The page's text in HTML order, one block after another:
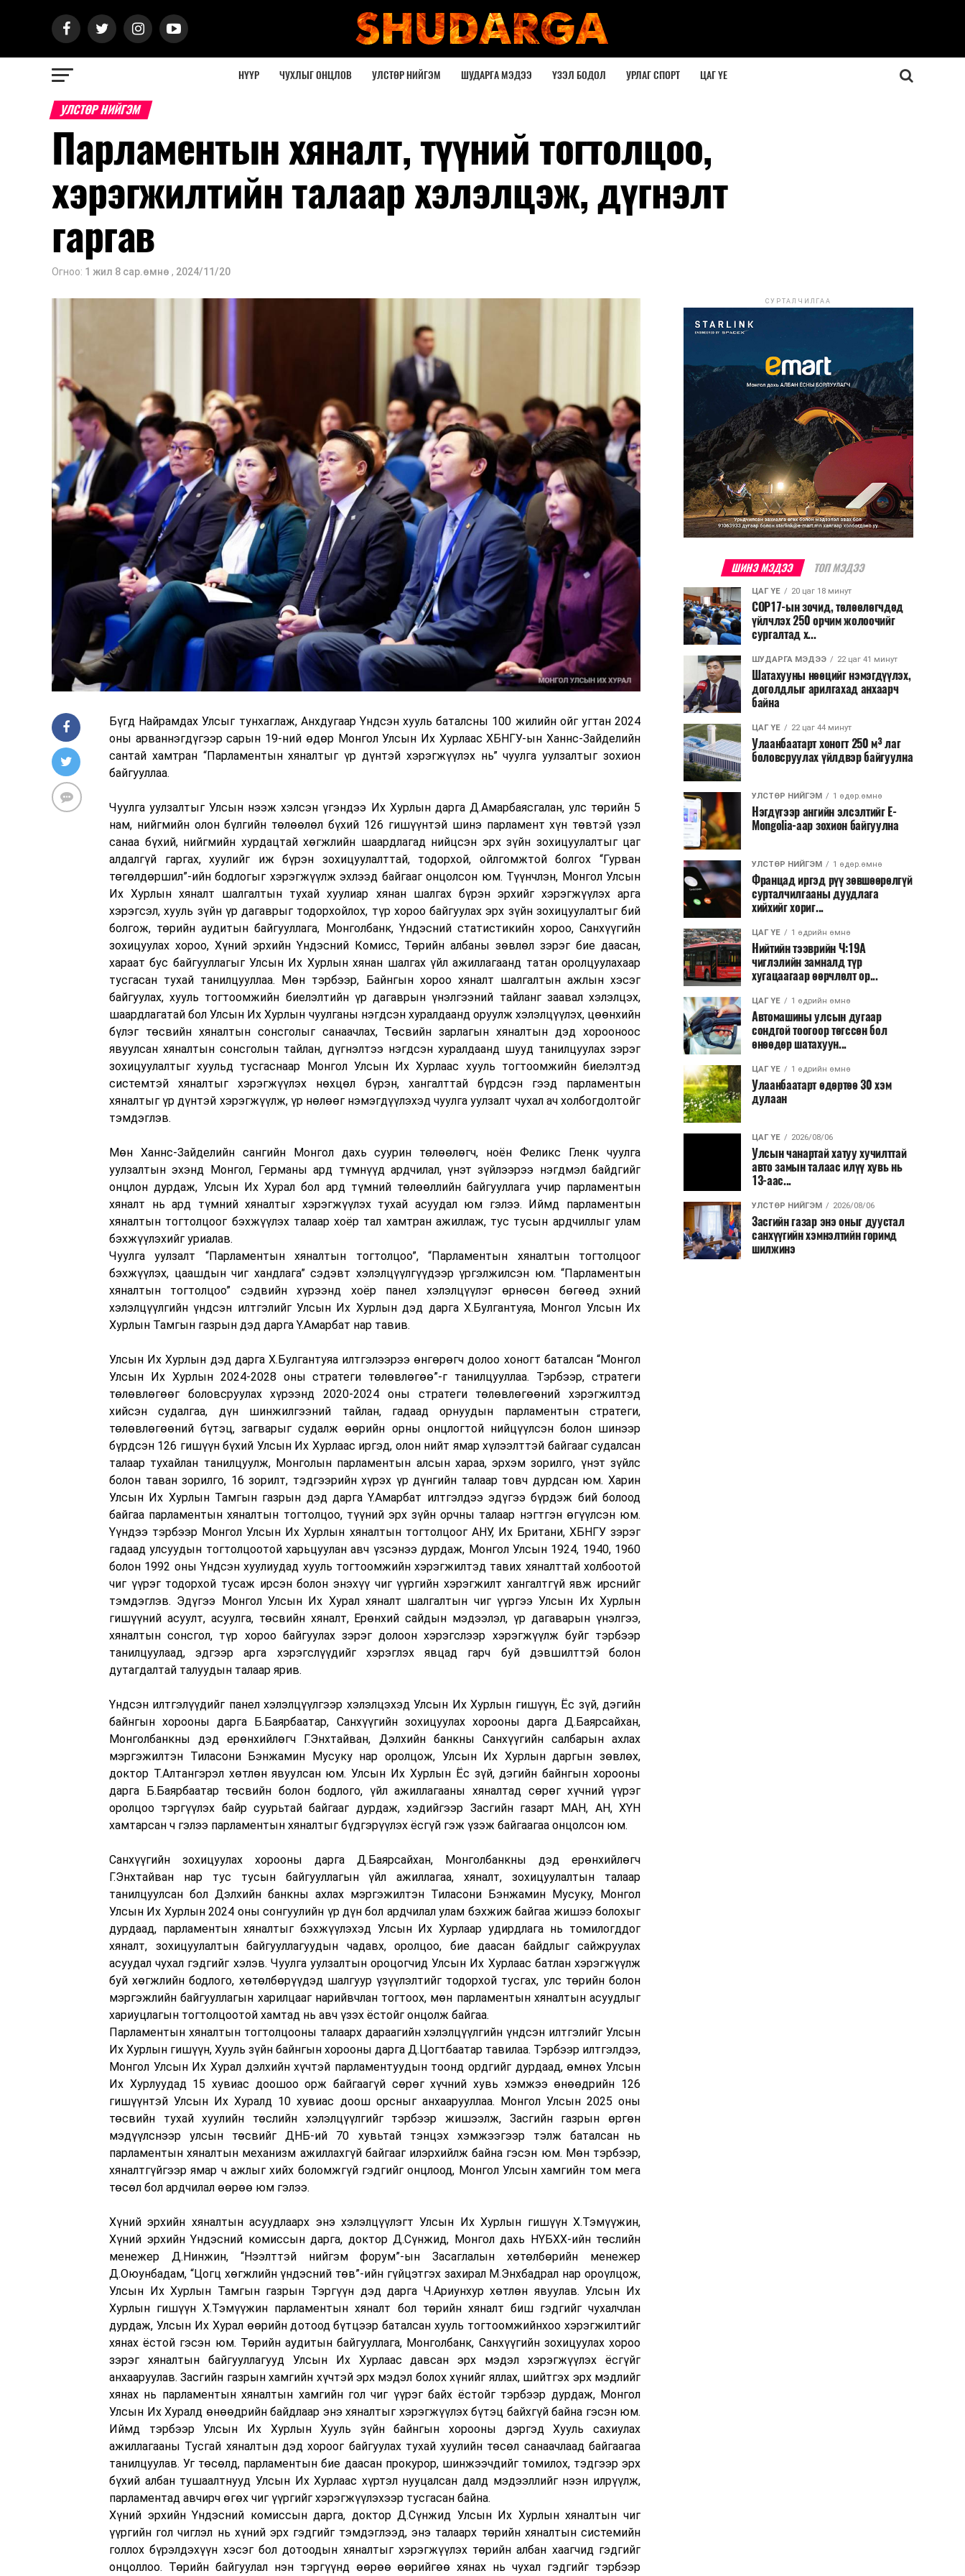
НҮҮР ЧУХЛЫГ ОНЦЛОВ УЛСТӨР НИЙГЭМ ШУДАРГА МЭДЭЭ ҮЗЭЛ БОДОЛ УРЛАГ СПОРТ ЦАГ ҮЕ
УЛСТӨР НИЙГЭМ
Парламентын хяналт, түүний тогтолцоо,
хэрэгжилтийн талаар хэлэлцэж, дүгнэлт
гаргав
Огноо: 1 жил 8 сар.өмнө , 2024/11/20
Бүгд Найрамдах Улсыг тунхаглаж, Анхдугаар Үндсэн хууль баталсны 100 жилийн ойг угтан 2024
оны арваннэгдүгээр сарын 19-ний өдөр Монгол Улсын Их Хурлаас ХБНГУ-ын Ханнс-Зайделийн
сантай хамтран “Парламентын хяналтыг үр дүнтэй хэрэгжүүлэх нь” чуулга уулзалтыг зохион
байгууллаа.
Чуулга уулзалтыг Улсын нээж хэлсэн үгэндээ Их Хурлын дарга Д.Амарбаясгалан, улс төрийн 5
нам, нийгмийн олон бүлгийн төлөөлөл бүхий 126 гишүүнтэй шинэ парламент хүн төвтэй үзэл
санаа бүхий, нийгмийн хурдацтай хөгжлийн шаардлагад нийцсэн эрх зүйн зохицуулалтыг цаг
алдалгүй гаргах, хуулийг иж бүрэн зохицуулалттай, тодорхой, ойлгомжтой болгох “Гурван
төгөлдөршил”-ийн бодлогыг хэрэгжүүлж эхлээд байгааг онцолсон юм. Түүнчлэн, Монгол Улсын
Их Хурлын хяналт шалгалтын тухай хуулиар хянан шалгах бүрэн эрхийг хэрэгжүүлэх арга
хэрэгсэл, хууль зүйн үр дагаврыг тодорхойлох, түр хороо байгуулах эрх зүйн зохицуулалтыг бий
болгож, төрийн аудитын байгууллага, Монголбанк, Үндэсний статистикийн хороо, Санхүүгийн
зохицуулах хороо, Хүний эрхийн Үндэсний Комисс, Төрийн албаны зөвлөл зэрэг бие даасан,
хараат бус байгууллагыг Улсын Их Хурлын хянан шалгах үйл ажиллагаанд татан оролцуулахаар
тусгасан тухай танилцууллаа. Мөн тэрбээр, Байнгын хороо хяналт шалгалтын ажлын хэсэг
байгуулах, хууль тогтоомжийн биелэлтийн үр дагаврын үнэлгээний тайланг заавал хэлэлцэх,
шаардлагатай бол Улсын Их Хурлын чуулганы нэгдсэн хуралдаанд оруулж хэлэлцүүлэх, цөөнхийн
бүлэг төсвийн хяналтын сонсголыг санаачлах, Төсвийн зарлагын хяналтын дэд хорооноос
явуулсан хяналтын сонсголын тайлан, дүгнэлтээ нэгдсэн хуралдаанд шууд танилцуулах зэрэг
зохицуулалтыг хуульд тусгаснаар Монгол Улсын Их Хурлаас хууль тогтоомжийн биелэлтэд
системтэй хяналтыг хэрэгжүүлэх нөхцөл бүрэн, хангалттай бүрдсэн гээд парламентын
хяналтыг үр дүнтэй хэрэгжүүлж, үр нөлөөг нэмэгдүүлэхэд чуулга уулзалт чухал ач холбогдолтойг
тэмдэглэв.
Мөн Ханнс-Зайделийн сангийн Монгол дахь суурин төлөөлөгч, ноён Феликс Гленк чуулга
уулзалтын эхэнд Монгол, Германы ард түмнүүд ардчилал, үнэт зүйлээрээ нэгдмэл байдгийг
онцлон дурдаж, Улсын Их Хурал бол ард түмний төлөөллийн байгууллага учир парламентын
хяналт нь ард түмний хяналтыг хэрэгжүүлэх тухай асуудал юм гэлээ. Иймд парламентын
хяналтын тогтолцоог бэхжүүлэх талаар хоёр тал хамтран ажиллаж, тус тусын ардчиллыг улам
бэхжүүлэхийг уриалав.
Чуулга уулзалт “Парламентын хяналтын тогтолцоо”, “Парламентын хяналтын тогтолцоог
бэхжүүлэх, цаашдын чиг хандлага” сэдэвт хэлэлцүүлгүүдээр үргэлжилсэн юм. “Парламентын
хяналтын тогтолцоо” сэдвийн хүрээнд хоёр панел хэлэлцүүлэг өрнөсөн бөгөөд эхний
хэлэлцүүлгийн үндсэн илтгэлийг Улсын Их Хурлын дэд дарга Х.Булгантуяа, Монгол Улсын Их
Хурлын Тамгын газрын дэд дарга Ү.Амарбат нар тавив.
Улсын Их Хурлын дэд дарга Х.Булгантуяа илтгэлээрээ өнгөрөгч долоо хоногт баталсан “Монгол
Улсын Их Хурлын 2024-2028 оны стратеги төлөвлөгөө”-г танилцууллаа. Тэрбээр, стратеги
төлөвлөгөөг боловсруулах хүрээнд 2020-2024 оны стратеги төлөвлөгөөний хэрэгжилтэд
хийсэн судалгаа, дүн шинжилгээний тайлан, гадаад орнуудын парламентын стратеги,
төлөвлөгөөний бүтэц, загварыг судалж өөрийн орны онцлогтой нийцүүлсэн болон шинээр
бүрдсэн 126 гишүүн бүхий Улсын Их Хурлаас иргэд, олон нийт ямар хүлээлттэй байгааг судалсан
талаар тухайлан танилцуулж, Монголын парламентын алсын хараа, эрхэм зорилго, үнэт зүйлс
болон таван зорилго, 16 зорилт, тэдгээрийн хүрэх үр дүнгийн талаар товч дурдсан юм. Харин
Улсын Их Хурлын Тамгын газрын дэд дарга Ү.Амарбат илтгэлдээ эдүгээ бүрдэж бий болоод
байгаа парламентын хяналтын тогтолцоо, түүний эрх зүйн орчны талаар нэгтгэн өгүүлсэн юм.
Үүндээ тэрбээр Монгол Улсын Их Хурлын хяналтын тогтолцоог АНУ, Их Британи, ХБНГУ зэрэг
гадаад улсуудын тогтолцоотой харьцуулан авч үзсэнээ дурдаж, Монгол Улсын 1924, 1940, 1960
болон 1992 оны Үндсэн хуулиудад хууль тогтоомжийн хэрэгжилтэд тавих хяналттай холбоотой
чиг үүрэг тодорхой тусаж ирсэн болон энэхүү чиг үүргийн хэрэгжилт хангалтгүй явж ирснийг
тэмдэглэв. Эдүгээ Монгол Улсын Их Хурал хяналт шалгалтын чиг үүргээ Улсын Их Хурлын
гишүүний асуулт, асуулга, төсвийн хяналт, Ерөнхий сайдын мэдээлэл, үр дагаварын үнэлгээ,
хяналтын сонсгол, түр хороо байгуулах зэрэг долоон хэрэгслээр хэрэгжүүлж буйг тэрбээр
танилцуулаад, эдгээр арга хэрэгслүүдийг хэрэглэх явцад гарч буй дэвшилттэй болон
дутагдалтай талуудын талаар ярив.
Үндсэн илтгэлүүдийг панел хэлэлцүүлгээр хэлэлцэхэд Улсын Их Хурлын гишүүн, Ёс зүй, дэгийн
байнгын хорооны дарга Б.Баярбаатар, Санхүүгийн зохицуулах хорооны дарга Д.Баярсайхан,
Монголбанкны дэд ерөнхийлөгч Г.Энхтайван, Дэлхийн банкны Санхүүгийн салбарын ахлах
мэргэжилтэн Тиласони Бэнжамин Мусуку нар оролцож, Улсын Их Хурлын даргын зөвлөх,
доктор Т.Алтангэрэл хөтлөн явуулсан юм. Улсын Их Хурлын Ёс зүй, дэгийн байнгын хорооны
дарга Б.Баярбаатар төсвийн болон бодлого, үйл ажиллагааны хяналтад сөрөг хүчний үүрэг
оролцоо тэргүүлэх байр суурьтай байгааг дурдаж, хэдийгээр Засгийн газарт МАН, АН, ХҮН
хамтарсан ч гэлээ парламентын хяналтыг бүдгэрүүлэх ёсгүй гэж үзэж байгаагаа онцолсон юм.
Санхүүгийн зохицуулах хорооны дарга Д.Баярсайхан, Монголбанкны дэд ерөнхийлөгч
Г.Энхтайван нар тус тусын байгууллагын үйл ажиллагаа, хяналт, зохицуулалтын талаар
танилцуулсан бол Дэлхийн банкны ахлах мэргэжилтэн Тиласони Бэнжамин Мусуку, Монгол
Улсын Их Хурлын 2024 оны сонгуулийн үр дүн бол ардчилал улам бэхжиж байгаа жишээ болохыг
дурдаад, парламентын хяналтыг бэхжүүлэхэд Улсын Их Хурлаар удирдлага нь томилогддог
хяналт, зохицуулалтын байгууллагуудын чадавх, оролцоо, бие даасан байдлыг сайжруулах
асуудал чухал гэдгийг хэлэв. Чуулга уулзалтын ороцогчид Улсын Их Хурлаас батлан хэрэгжүүлж
буй хөгжлийн бодлого, хөтөлбөрүүдэд шалгуур үзүүлэлтийг тодорхой тусгах, улс төрийн болон
мэргэжлийн байгууллагын харилцааг нарийвчлан тогтоох, мөн парламентын хяналтын асуудлыг
хариуцлагын тогтолцоотой хамтад нь авч үзэх ёстойг онцолж байгаа.
Парламентын хяналтын тогтолцооны талаарх дараагийн хэлэлцүүлгийн үндсэн илтгэлийг Улсын
Их Хурлын гишүүн, Хууль зүйн байнгын хорооны дарга Д.Цогтбаатар тавилаа. Тэрбээр илтгэлдээ,
Монгол Улсын Их Хурал дэлхийн хүчтэй парламентуудын тоонд ордгийг дурдаад, өмнөх Улсын
Их Хурлуудад 15 хувиас доошоо орж байгаагүй сөрөг хүчний хувь хэмжээ өнөөдрийн 126
гишүүнтэй Улсын Их Хуралд 10 хувиас доош орсныг анхаарууллаа. Монгол Улсын 2025 оны
төсвийн тухай хуулийн төслийн хэлэлцүүлгийг тэрбээр жишээлж, Засгийн газрын өргөн
мэдүүлснээр улсын төсвийг ДНБ-ий 70 хувьтай тэнцэх хэмжээгээр тэлж баталсан нь
парламентын хяналтын механизм ажиллахгүй байгааг илэрхийлж байна гэсэн юм. Мөн тэрбээр,
хяналтгүйгээр ямар ч ажлыг хийх боломжгүй гэдгийг онцлоод, Монгол Улсын хамгийн том мега
төсөл бол ардчилал өөрөө юм гэлээ.
Хүний эрхийн хяналтын асуудлаарх энэ хэлэлцүүлэгт Улсын Их Хурлын гишүүн Х.Тэмүүжин,
Хүний эрхийн Үндэсний комиссын дарга, доктор Д.Сүнжид, Монгол дахь НҮБХХ-ийн төслийн
менежер Д.Нинжин, “Нээлттэй нийгэм форум”-ын Засаглалын хөтөлбөрийн менежер
Д.Оюунбадам, “Цогц хөгжлийн үндэсний төв”-ийн гүйцэтгэх захирал М.Энхбадрал нар ороүлцож,
Улсын Их Хурлын Тамгын газрын Тэргүүн дэд дарга Ч.Ариунхур хөтлөн явуулав. Улсын Их
Хурлын гишүүн Х.Тэмүүжин парламентын хяналт бол төрийн хяналт биш гэдгийг чухалчлан
дурдаж, Улсын Их Хурал өөрийн дотоод бүтцээр баталсан хууль тогтоомжийнхоо хэрэгжилтийг
хянах ёстой гэсэн юм. Төрийн аудитын байгууллага, Монголбанк, Санхүүгийн зохицуулах хороо
зэрэг хяналтын байгууллагууд Улсын Их Хурлаас давсан эрх мэдэл хэрэгжүүлэх ёсгүйг
анхааруулав. Засгийн газрын хамгийн хүчтэй эрх мэдэл болох хүнийг яллах, шийтгэх эрх мэдлийг
хянах нь парламентын хяналтын хамгийн гол чиг үүрэг байх ёстойг тэрбээр дурдаж, Монгол
Улсын Их Хуралд өнөөдрийн байдлаар энэ хяналтыг хэрэгжүүлэх бүтэц байхгүй байна гэсэн юм.
Иймд тэрбээр Улсын Их Хурлын Хууль зүйн байнгын хорооны дэргэд Хууль сахиулах
ажиллагааны Тусгай хяналтын дэд хороог байгуулах тухай хуулийн төсөл санаачлаад байгаагаа
танилцуулав. Уг төсөлд, парламентын бие даасан прокурор, шинжээчдийг томилох, тэдгээр эрх
бүхий албан тушаалтнууд Улсын Их Хурлаас хүртэл нууцалсан далд мэдээллийг нээн илрүүлж,
парламентад авчирч өгөх чиг үүргийг хэрэгжүүлэхээр тусгасан байна.
Хүний эрхийн Үндэсний комиссын дарга, доктор Д.Сүнжид Улсын Их Хурлын хяналтын чиг
үүргийн гол чиглэл нь хүний эрх гэдгийг тэмдэглээд, энэ талаарх төрийн хяналтын системийн
голлох бүрэлдэхүүн хэсэг бол дотоодын хяналтыг хэрэгжүүлэх төрийн албан хаагчид гэдгийг
онцоллоо. Төрийн байгуулал нэн тэргүүнд өөрөө өөрийгөө хянах нь чухал гэдгийг тэрбээр
СУРТАЛЧИЛГАА
ШИНЭ МЭДЭЭ ТОП МЭДЭЭ
ЦАГ ҮЕ 20 цаг 18 минут
COP17-ын зочид, төлөөлөгчдөд
үйлчлэх 250 орчим жолоочийг
сургалтад х...
ШУДАРГА МЭДЭЭ 22 цаг 41 минут
Шатахууны нөөцийг нэмэгдүүлэх,
доголдлыг арилгахад анхаарч
байна
ЦАГ ҮЕ 22 цаг 44 минут
Улаанбаатарт хоногт 250 м³ лаг
боловсруулах үйлдвэр байгуулна
УЛСТӨР НИЙГЭМ 1 өдөр.өмнө
Нэгдүгээр ангийн элсэлтийг E-
Mongolia-аар зохион байгуулна
УЛСТӨР НИЙГЭМ 1 өдөр.өмнө
Францад иргэд рүү зөвшөөрөлгүй
сурталчилгааны дуудлага
хийхийг хориг...
ЦАГ ҮЕ 1 өдрийн өмнө
Нийтийн тээврийн Ч:19А
чиглэлийн замналд түр
хугацаагаар өөрчлөлт ор...
ЦАГ ҮЕ 1 өдрийн өмнө
Автомашины улсын дугаар
сондгой тоогоор төгссөн бол
өнөөдөр шатахуун...
ЦАГ ҮЕ 1 өдрийн өмнө
Улаанбаатарт өдөртөө 30 хэм
дулаан
ЦАГ ҮЕ 2026/08/06
Улсын чанартай хатуу хучилттай
авто замын талаас илүү хувь нь
13-аас...
УЛСТӨР НИЙГЭМ 2026/08/06
Засгийн газар энэ оныг дуустал
санхүүгийн хэмнэлтийн горимд
шилжинэ